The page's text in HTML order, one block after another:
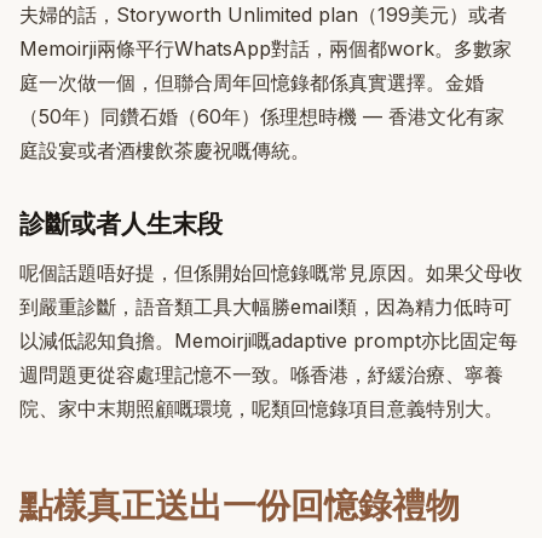
夫婦的話，Storyworth Unlimited plan（199美元）或者
Memoirji兩條平行WhatsApp對話，兩個都work。多數家
庭一次做一個，但聯合周年回憶錄都係真實選擇。金婚
（50年）同鑽石婚（60年）係理想時機 — 香港文化有家
庭設宴或者酒樓飲茶慶祝嘅傳統。
診斷或者人生末段
呢個話題唔好提，但係開始回憶錄嘅常見原因。如果父母收
到嚴重診斷，語音類工具大幅勝email類，因為精力低時可
以減低認知負擔。Memoirji嘅adaptive prompt亦比固定每
週問題更從容處理記憶不一致。喺香港，紓緩治療、寧養
院、家中末期照顧嘅環境，呢類回憶錄項目意義特別大。
點樣真正送出一份回憶錄禮物